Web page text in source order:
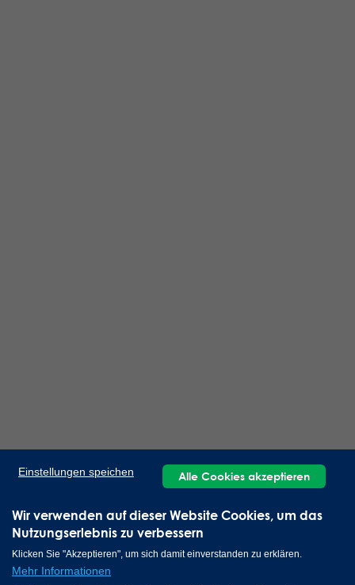
Wir verwenden auf dieser Website Cookies, um das
Nutzungserlebnis zu verbessern
Klicken Sie "Akzeptieren", um sich damit einverstanden zu erklären.
Mehr Informationen
Einstellungen speichen Alle Cookies akzeptieren